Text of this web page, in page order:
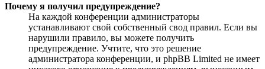
Почему я получил предупреждение?
На каждой конференции администраторы
устанавливают свой собственный свод правил. Если вы
нарушили правило, вы можете получить
предупреждение. Учтите, что это решение
администратора конференции, и phpBB Limited не имеет